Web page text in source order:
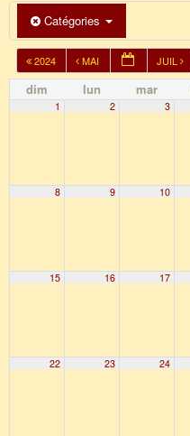
Catégories
2024 MAI JUIL
dim lun mar
1 2 3
8 9 10
15 16 17
22 23 24